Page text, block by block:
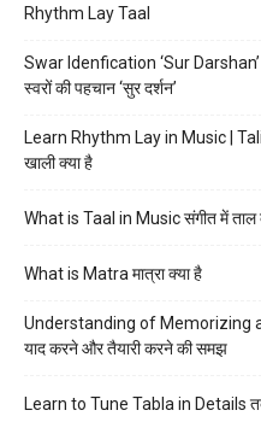
Rhythm Lay Taal
Swar Idenfication ‘Sur
स्वरों की पहचान ‘सुर दर्शन’
Learn Rhythm Lay in Music |
खाली क्या है
What is Taal in Music संगीत में ताल
What is Matra मात्रा क्या है
Understanding of Memorizing
याद करने और तैयारी करने की समझ
Learn to Tune Tabla in Details